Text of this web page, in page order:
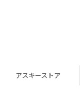
アスキーストア